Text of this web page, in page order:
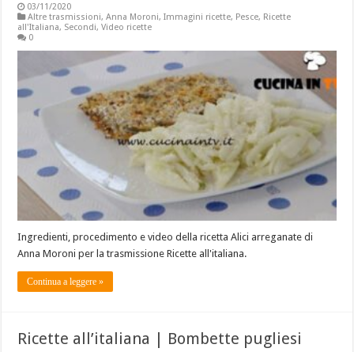
03/11/2020
Altre trasmissioni,Anna Moroni,Immagini ricette, Pesce, Ricette
all'Italiana, Secondi,Video ricette
0
Ingredienti, procedimento e video della ricetta Alici arreganate di
Anna Moroni per la trasmissione Ricette all'italiana.
Continua a leggere »
Ricette all’italiana | Bombette pugliesi